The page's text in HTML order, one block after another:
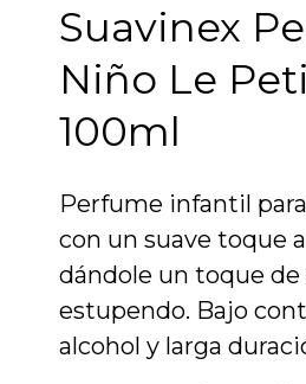
Suavinex
Niño Le
100ml
Perfume infantil
con un suave toque
dándole un toque de
estupendo. Bajo
alcohol y larga